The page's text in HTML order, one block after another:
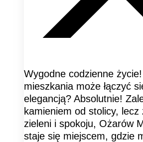
Wygodne codzienne
mieszkania może łączyć
elegancją? Absolutnie!
kamieniem od stolicy, lecz
zieleni i spokoju, Ożarów
staje się miejscem, gdzie